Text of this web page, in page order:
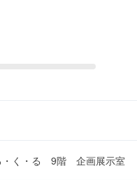
・く・る 9階 企画展示室